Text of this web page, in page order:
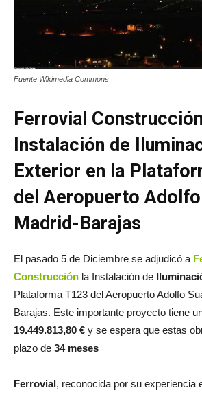
Fuente Wikimedia Commons
Ferrovial
Instalación de
Exterior en la
del Aeropuerto
Madrid-Barajas
El pasado 5 de Diciembre se adjudicó a
Construcción la Instalación de
Plataforma T123 del Aeropuerto Adolfo
Barajas. Este importante proyecto tiene
19.449.813,80 € y se espera que estas
plazo de 34 meses
Ferrovial , reconocida por su experiencia